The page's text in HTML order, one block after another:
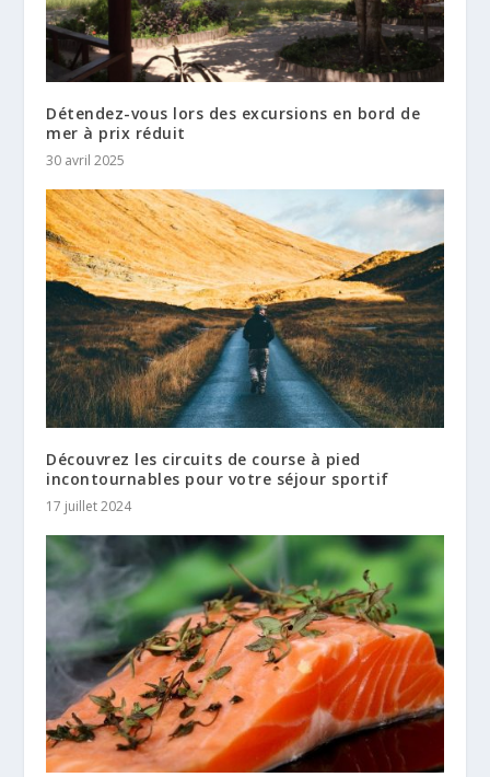
Détendez-vous lors des excursions en bord de
mer à prix réduit
30 avril 2025
Découvrez les circuits de course à pied
incontournables pour votre séjour sportif
17 juillet 2024